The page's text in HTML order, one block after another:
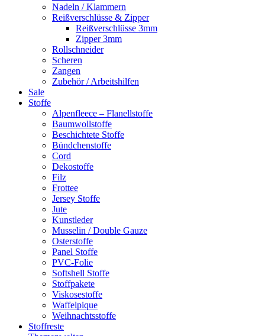
Nadeln / Klammern
Reißverschlüsse & Zipper
Reißverschlüsse 3mm
Zipper 3mm
Rollschneider
Scheren
Zangen
Zubehör / Arbeitshilfen
Sale
Stoffe
Alpenfleece – Flanellstoffe
Baumwollstoffe
Beschichtete Stoffe
Bündchenstoffe
Cord
Dekostoffe
Filz
Frottee
Jersey Stoffe
Jute
Kunstleder
Musselin / Double Gauze
Osterstoffe
Panel Stoffe
PVC-Folie
Softshell Stoffe
Stoffpakete
Viskosestoffe
Waffelpique
Weihnachtsstoffe
Stoffreste